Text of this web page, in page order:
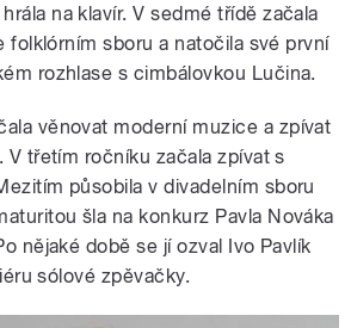
na klavír. V sedmé třídě začala
folklórním sboru a natočila své první
rozhlase s cimbálovkou Lučina.
věnovat moderní muzice a zpívat
V třetím ročníku začala zpívat s
působila v divadelním sboru
šla na konkurz Pavla Nováka
nějaké době se jí ozval Ivo Pavlík
sólové zpěvačky.